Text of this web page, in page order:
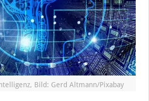
Bild: Gerd Altmann/Pixabay